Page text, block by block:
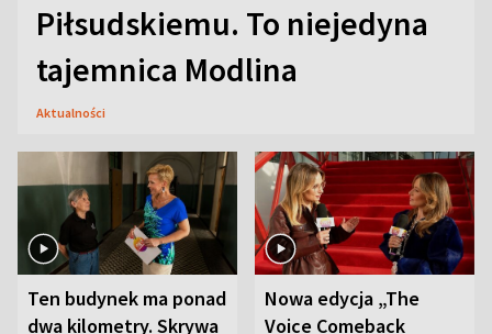
Piłsudskiemu. To niejedyna
tajemnica Modlina
Aktualności
Ten budynek ma ponad
dwa kilometry. Skrywa
Nowa edycja „The
Voice Comeback